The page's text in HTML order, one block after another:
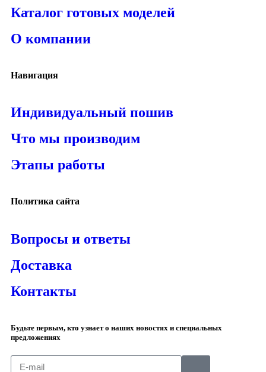
Каталог готовых моделей
О компании
Навигация
Индивидуальный пошив
Что мы производим
Этапы работы
Политика сайта
Вопросы и ответы
Доставка
Контакты
Будьте первым, кто узнает о наших новостях и специальных
предложениях